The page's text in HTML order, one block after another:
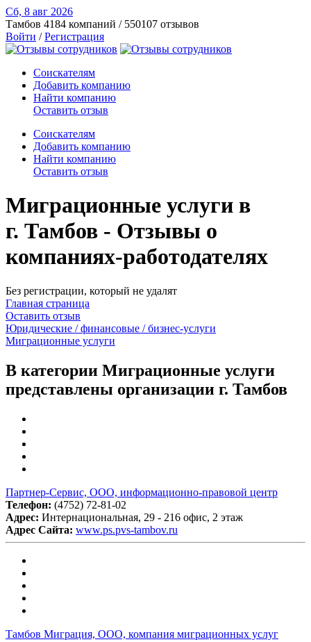
Сб, 8 авг 2026
Тамбов 4184 компаний / 550107 отзывов
Войти /Регистрация
Соискателям
Добавить компанию
Найти компанию
Оставить отзыв
Соискателям
Добавить компанию
Найти компанию
Оставить отзыв
Миграционные услуги в
г. Тамбов - Отзывы о
компаниях-работодателях
Без регистрации, который не удалят
Главная страница
Оставить отзыв
Юридические / финансовые / бизнес-услуги
Миграционные услуги
В категории Миграционные услуги
представлены организации г. Тамбов
Партнер-Сервис, ООО, информационно-правовой центр
Телефон: (4752) 72-81-02
Адрес: Интернациональная, 29 - 216 офис, 2 этаж
Адрес Сайта: www.ps.pvs-tambov.ru
Тамбов Миграция, ООО, компания миграционных услуг